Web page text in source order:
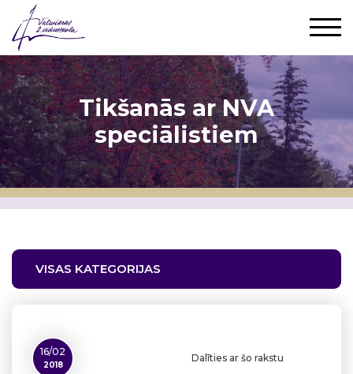
Tikšanās ar NVA
speciālistiem
VISAS KATEGORIJAS
16/02
2018
Dalīties ar šo rakstu